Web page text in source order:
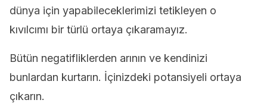
dünya için yapabileceklerimizi tetikleyen o
kıvılcımı bir türlü ortaya çıkaramayız.
Bütün negatifliklerden arının ve kendinizi
bunlardan kurtarın. İçinizdeki potansiyeli ortaya
çıkarın.